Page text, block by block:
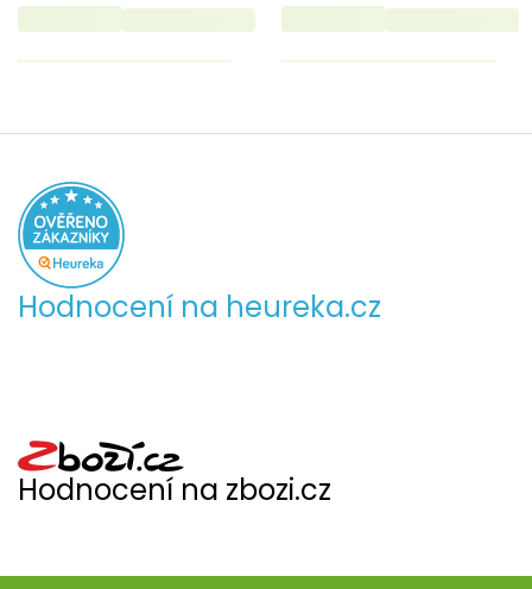
Hodnocení na heureka.cz
Hodnocení na zbozi.cz